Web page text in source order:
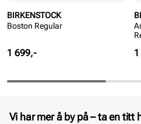
BIRKENSTOCK
Boston Regular
Pris
1 699,-
Vi har mer å by på – ta en titt